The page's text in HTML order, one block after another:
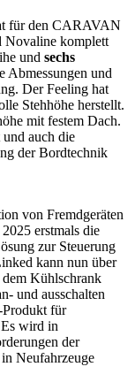
für den CARAVAN
Novaline komplett
und sechs
Abmessungen und
Der Feeling hat
Stehhöhe herstellt.
mit festem Dach.
auch die
der Bordtechnik
von Fremdgeräten
erstmals die
zur Steuerung
kann nun über
Kühlschrank
und ausschalten
Produkt für
wird in
der
Neufahrzeuge